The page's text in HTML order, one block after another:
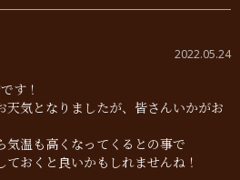
2022.05.24
す！
天気となりましたが、皆さんいかがお
気温も高くなってくるとの事で
ておくと良いかもしれませんね！